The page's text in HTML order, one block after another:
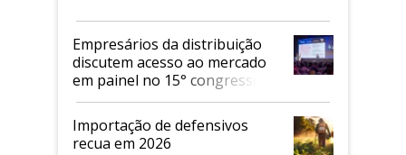
Empresários da distribuição
discutem acesso ao mercado
em painel no 15° congresso
Andav
Importação de defensivos
recua em 2026